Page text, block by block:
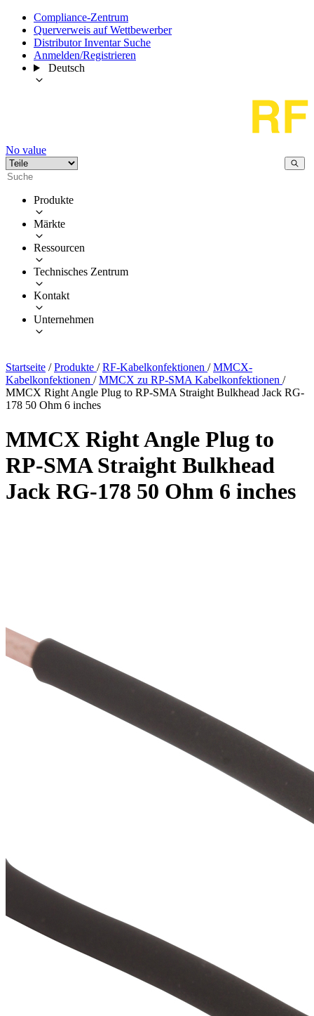
Compliance-Zentrum
Querverweis auf Wettbewerber
Distributor Inventar Suche
Anmelden/Registrieren
Deutsch
No value
Produkte
Märkte
Ressourcen
Technisches Zentrum
Kontakt
Unternehmen
Startseite / Produkte / RF-Kabelkonfektionen / MMCX-
Kabelkonfektionen / MMCX zu RP-SMA Kabelkonfektionen /
MMCX Right Angle Plug to RP-SMA Straight Bulkhead Jack RG-
178 50 Ohm 6 inches
MMCX Right Angle Plug to
RP-SMA Straight Bulkhead
Jack RG-178 50 Ohm 6 inches